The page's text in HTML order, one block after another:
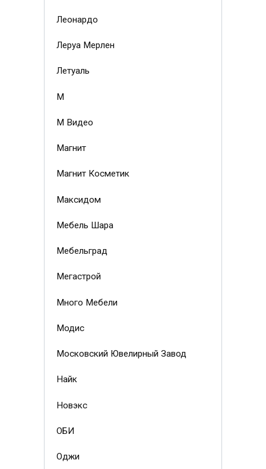
Леонардо
Леруа Мерлен
Летуаль
М
М Видео
Магнит
Магнит Косметик
Максидом
Мебель Шара
Мебельград
Мегастрой
Много Мебели
Модис
Московский Ювелирный Завод
Найк
Новэкс
ОБИ
Оджи